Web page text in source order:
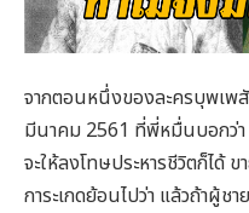
จากตอนหนึ่งของละครบุพเพ
มีนาคม 2561 ที่พี่หมื่นบอกว่
จะให้ลงโทษประหารชีวิตก็ได้ ข
การะเกดย้อนไปว่า แล้วถ้าผู้ช